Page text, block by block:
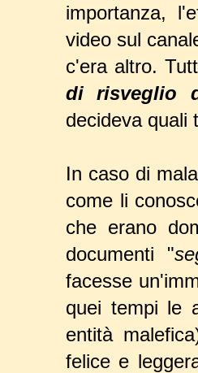
importanza,
video sul
c'era altro.
di risveglio
decideva quali
In caso di
come li
che erano
documenti "
facesse
quei tempi le
entità
felice e